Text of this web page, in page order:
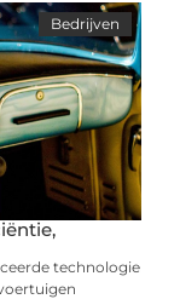
Bedrijven
technologie